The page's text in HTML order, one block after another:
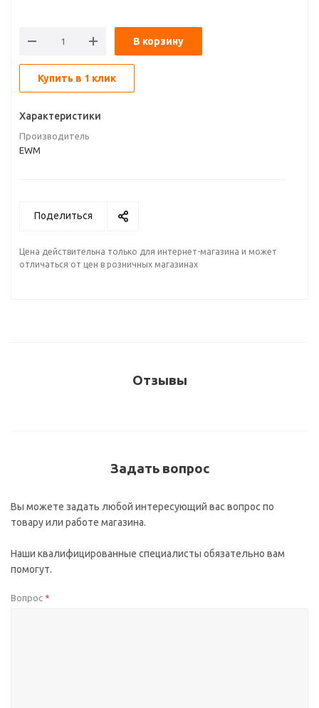
В корзину
Купить в 1 клик
Характеристики
Производитель
EWM
Поделиться
Цена действительна только для интернет-магазина и может
отличаться от цен в розничных магазинах
Отзывы
Задать вопрос
Вы можете задать любой интересующий вас вопрос по
товару или работе магазина.
Наши квалифицированные специалисты обязательно вам
помогут.
Вопрос *